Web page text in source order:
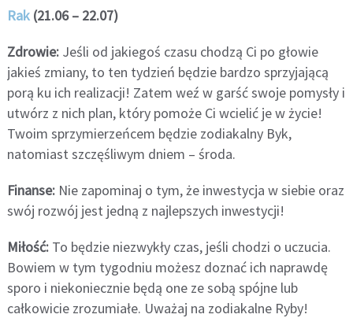
Rak(21.06 – 22.07)
Zdrowie:Jeśli od jakiegoś czasu chodzą Ci po głowie
jakieś zmiany, to ten tydzień będzie bardzo sprzyjającą
porą ku ich realizacji! Zatem weź w garść swoje pomysły i
utwórz z nich plan, który pomoże Ci wcielić je w życie!
Twoim sprzymierzeńcem będzie zodiakalny Byk,
natomiast szczęśliwym dniem – środa.
Finanse:Nie zapominaj o tym, że inwestycja w siebie oraz
swój rozwój jest jedną z najlepszych inwestycji!
Miłość:To będzie niezwykły czas, jeśli chodzi o uczucia.
Bowiem w tym tygodniu możesz doznać ich naprawdę
sporo i niekoniecznie będą one ze sobą spójne lub
całkowicie zrozumiałe. Uważaj na zodiakalne Ryby!